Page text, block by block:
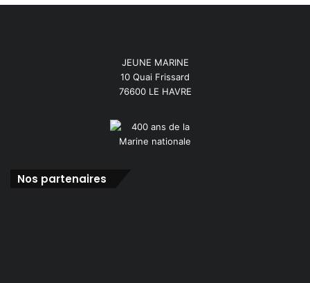
JEUNE MARINE
10 Quai Frissard
76600 LE HAVRE
Nos partenaires